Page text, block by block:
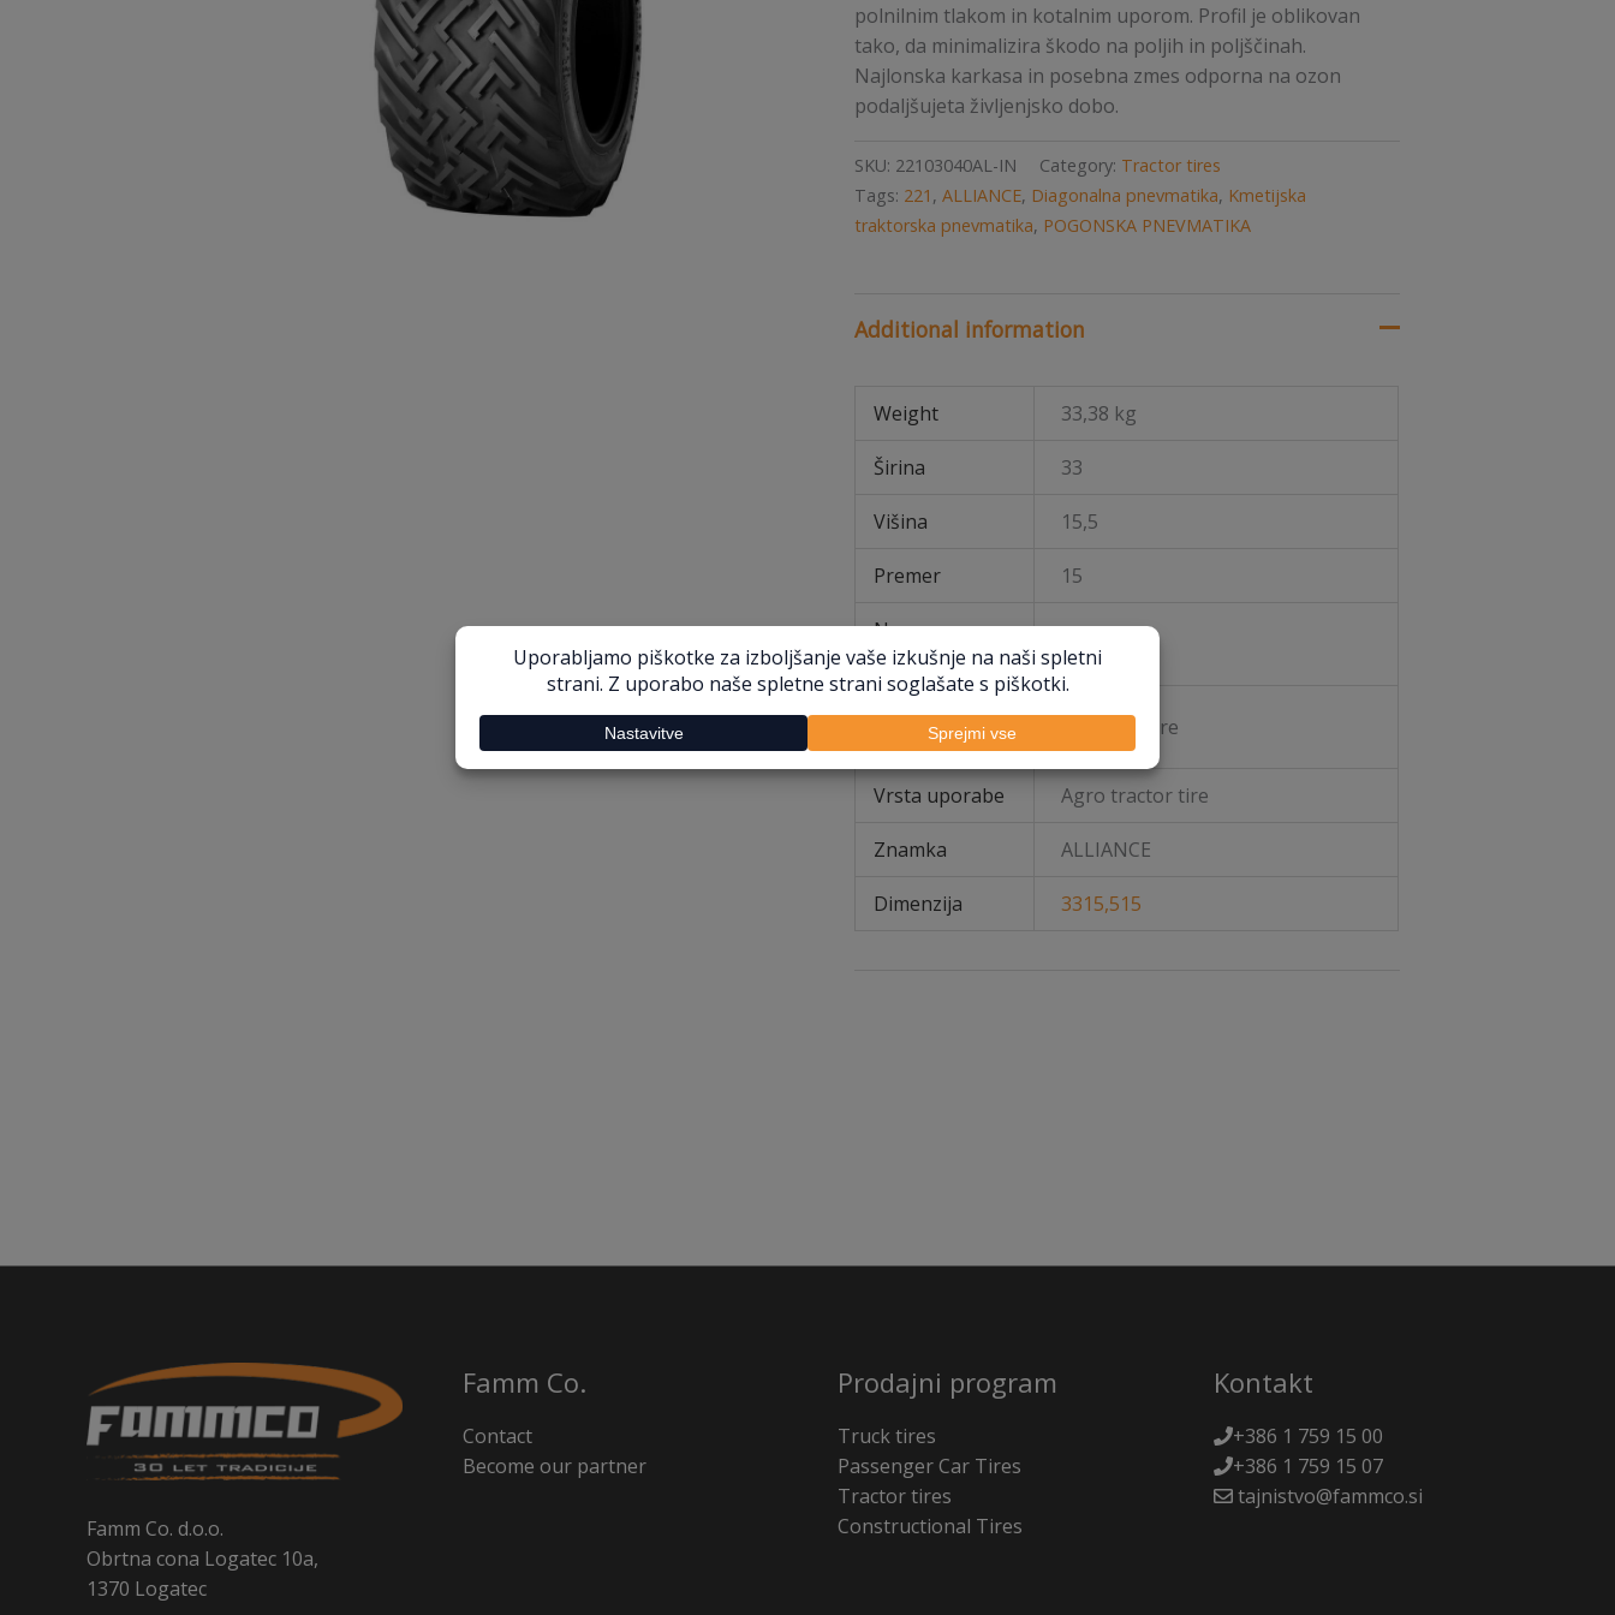
polnilnim tlakom in kotalnim uporom. Profil je oblikovan
tako, da minimalizira škodo na poljih in poljščinah.
Najlonska karkasa in posebna zmes odporna na ozon
podaljšujeta življenjsko dobo.
SKU: 22103040AL-IN Category: Tractor tires
Tags: 221 ,ALLIANCE, Diagonalna pnevmatika, Kmetijska
traktorska pnevmatika, POGONSKA PNEVMATIKA
Additional information
Weight 33,38 kg
Širina 33
Višina 15,5
Premer 15
Namen
uporabe
Drive tire
Vrsta
pnevmatike
Diagonal tire
Vrsta uporabe Agro tractor tire
Znamka ALLIANCE
Dimenzija 3315,515
Famm Co. d.o.o.
Obrtna cona Logatec 10a,
1370 Logatec
Famm Co.
Contact
Become our partner
Prodajni program
Truck tires
Passenger Car Tires
Tractor tires
Constructional Tires
Kontakt
+386 1 759 15 00
+386 1 759 15 07
tajnistvo@fammco.si